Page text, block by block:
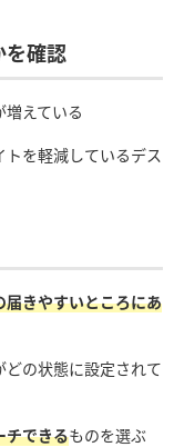
を確認
増えている
トを軽減しているデス
届きやすいところにあ
どの状態に設定されて
チできるものを選ぶ